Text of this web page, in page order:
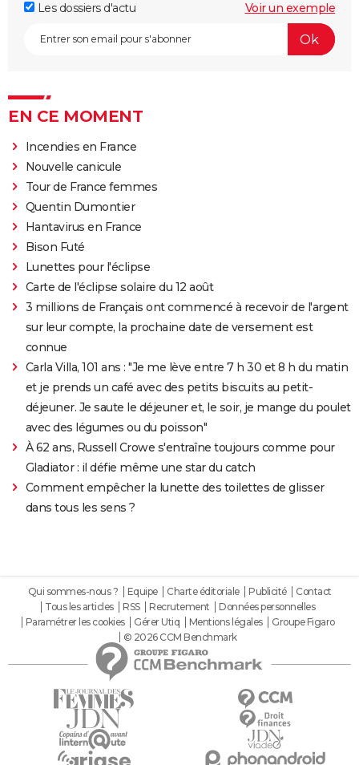
Les dossiers d'actu
Voir un exemple
EN CE MOMENT
Incendies en France
Nouvelle canicule
Tour de France femmes
Quentin Dumontier
Hantavirus en France
Bison Futé
Lunettes pour l'éclipse
Carte de l'éclipse solaire du 12 août
3 millions de Français ont commencé à recevoir de l'argent
sur leur compte, la prochaine date de versement est
connue
Carla Villa, 101 ans : "Je me lève entre 7 h 30 et 8 h du matin
et je prends un café avec des petits biscuits au petit-
déjeuner. Je saute le déjeuner et, le soir, je mange du poulet
avec des légumes ou du poisson"
À 62 ans, Russell Crowe s'entraîne toujours comme pour
Gladiator : il défie même une star du catch
Comment empêcher la lunette des toilettes de glisser
dans tous les sens ?
Qui sommes-nous ? Equipe Charte éditoriale Publicité
Contact
Tous les articles
RSS Recrutement
Données personnelles
Paramétrer les cookies
Gérer Utiq Mentions légales
Groupe Figaro
© 2026 CCM Benchmark